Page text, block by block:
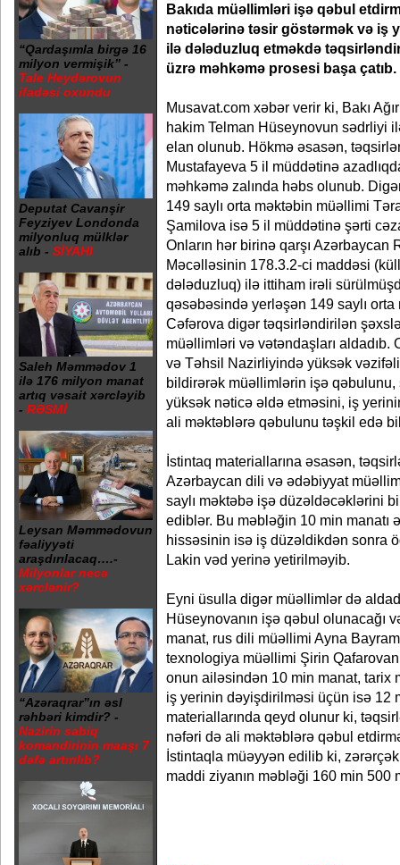
“Qardaşımla birgə 16
milyon vermişik” -
Tale Heydərovun
ifadəsi oxundu
Deputat Cavanşir
Feyziyev Londonda
milyonluq mülklər
alıb - SİYAHI
Saleh Məmmədov 1
ilə 176 milyon manat
artıq vəsait xərcləyib
- RƏSMİ
Leysan Məmmədovun
fəaliyyəti
araşdırılacaq….-
Milyonlar necə
xərclənir?
“Azəraqrar”ın əsl
rəhbəri kimdir? -
Nazirin sabiq
komandirinin maaşı 7
dəfə artırılıb?
Bakıda müəllimləri işə qəbul
nəticələrinə təsir göstərmək və iş
ilə dələduzluq etməkdə
üzrə məhkəmə prosesi başa çatıb.
Musavat.com xəbər verir ki, Bakı
hakim Telman Hüseynovun sədrliyi
elan olunub. Hökmə əsasən,
Mustafayeva 5 il müddətinə
məhkəmə zalında həbs olunub.
149 saylı orta məktəbin müəllimi
Şamilova isə 5 il müddətinə şərti
Onların hər birinə qarşı Azərbaycan
Məcəlləsinin 178.3.2-ci maddəsi
dələduzluq) ilə ittiham irəli
qəsəbəsində yerləşən 149 saylı
Cəfərova digər təqsirləndirilən
müəllimləri və vətəndaşları aldadıb.
və Təhsil Nazirliyində yüksək vəzifəli
bildirərək müəllimlərin işə qəbulunu,
yüksək nəticə əldə etməsini, iş
ali məktəblərə qəbulunu təşkil edə
İstintaq materiallarına əsasən,
Azərbaycan dili və ədəbiyyat
saylı məktəbə işə düzəldəcəklərini
ediblər. Bu məbləğin 10 min manatı
hissəsinin isə iş düzəldikdən sonra
Lakin vəd yerinə yetirilməyib.
Eyni üsulla digər müəllimlər də
Hüseynovanın işə qəbul olunacağı
manat, rus dili müəllimi Ayna
texnologiya müəllimi Şirin
onun ailəsindən 10 min manat, tarix
iş yerinin dəyişdirilməsi üçün isə 12
materiallarında qeyd olunur ki,
nəfəri də ali məktəblərə qəbul
İstintaqla müəyyən edilib ki,
maddi ziyanın məbləği 160 min 500